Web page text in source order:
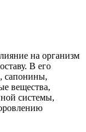
на организм
В его
сапонины,
вещества,
системы,